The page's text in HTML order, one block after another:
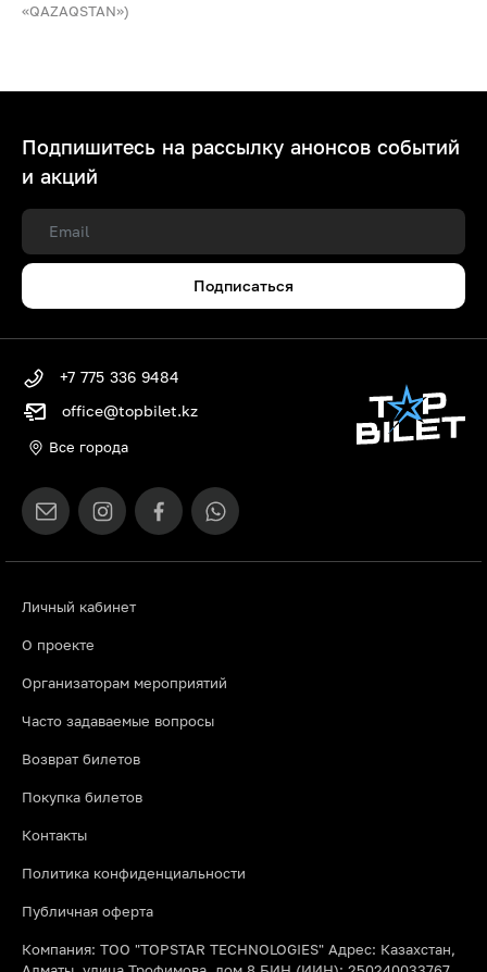
«QAZAQSTAN»)
Подпишитесь на рассылку анонсов событий
и акций
Подписаться
Личный кабинет
О проекте
Организаторам мероприятий
Часто задаваемые вопросы
Возврат билетов
Покупка билетов
Контакты
Политика конфиденциальности
Публичная оферта
Компания: ТОО "TOPSTAR TECHNOLOGIES" Адрес: Казахстан,
+7 775 336 9484
office@topbilet.kz
Все города